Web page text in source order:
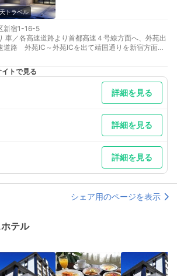
トラベル
新宿1-16-5
車／各高速道路より首都高速４号線方面へ、外苑出
道路 外苑IC～外苑ICを出て靖国通りを新宿方面→
交差点左折 車以外／新宿駅西口まで高速バス利用→
御苑前駅
宿御苑前
可能サイズ：高さ２m９０ｃｍ、奥行き５ｍまで。
ず、お電話にて事前にご予約をお願いします。道に
気軽にお電話下さい。 車以外／お困りの際はお気軽
トで見る
詳細を見る
詳細を見る
詳細を見る
シェア用のページを表示
テル